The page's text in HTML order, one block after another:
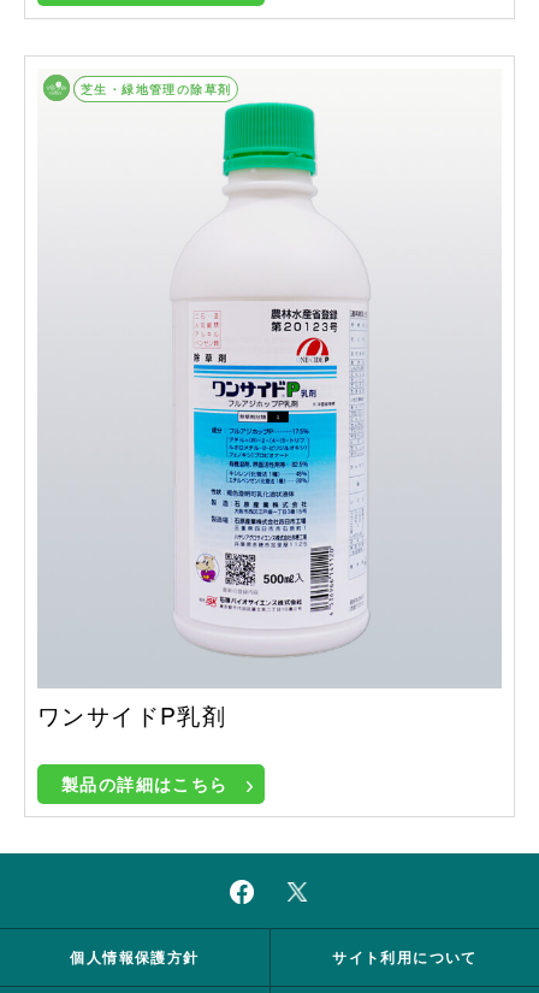
畑作等除草剤
芝生・緑地管理の除草剤
ワンサイドP乳剤
製品の詳細はこちら
個人情報保護方針 サイト利用について